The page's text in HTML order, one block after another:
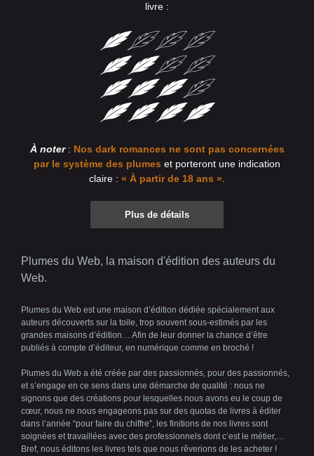
livre :
À noter: Nos dark romances ne sont pas concernées
par le système des plumes et porteront une indication
claire : « À partir de 18 ans »
Plus de détails
Plumes du Web, la maison d'édition des auteurs du
Web.
Plumes du Web est une maison d’édition dédiée spécialement aux
auteurs découverts sur la toile, trop souvent sous-estimés par les
grandes maisons d’édition… Afin de leur donner la chance d’être
publiés à compte d’éditeur, en numérique comme en broché !
Plumes du Web a été créée par des passionnés, pour des passionnés,
et s’engage en ce sens dans une démarche de qualité : nous ne
signons que des créations pour lesquelles nous avons eu le coup de
cœur, nous ne nous engageons pas sur des quotas de livres à éditer
dans l’année “pour faire du chiffre”, les finitions de nos livres sont
soignées et travaillées avec des professionnels dont c’est le métier,…
Bref, nous éditons les livres tels que nous rêverions de les acheter !